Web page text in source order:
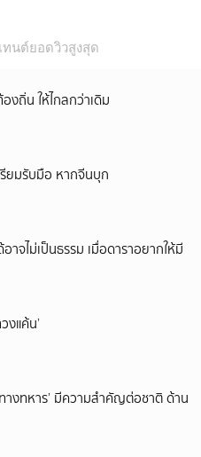
ทนต์ยอดวิวสูงสุด
งถิ่น ให้ไกลกว่าเดิม
รียมรับมือ หากจีนบุก
าจไม่เป็นธรรม เมื่อดาราอยากให้มี
งแค้น’
างทหาร’ มีความสำคัญต่อชาติ ด้าน